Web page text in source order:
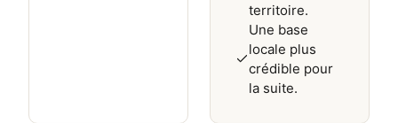
territoire.
Une base
locale plus
crédible pour
la suite.